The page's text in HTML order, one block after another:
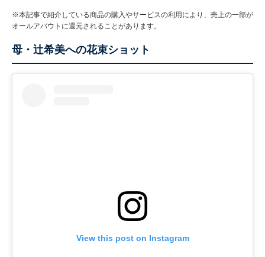
※本記事で紹介している商品の購入やサービスの利用により、売上の一部が
オールアバウトに還元されることがあります。
母・辻希美への花束ショット
View this post on Instagram